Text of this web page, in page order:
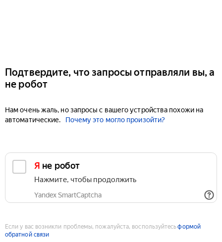
Подтвердите, что запросы отправляли вы, а
не робот
Нам очень жаль, но запросы с вашего устройства похожи на
автоматические.
Почему это могло произойти?
Я не робот
Нажмите, чтобы продолжить
Yandex SmartCaptcha
Если у вас возникли проблемы, пожалуйста, воспользуйтесьформой
обратной связи